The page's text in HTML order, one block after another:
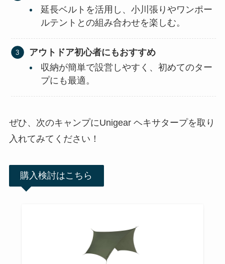
延長ベルトを活用し、小川張りやワンポー
ルテントとの組み合わせを楽しむ。
アウトドア初心者にもおすすめ
収納が簡単で設営しやすく、初めてのター
プにも最適。
ぜひ、次のキャンプにUnigear ヘキサタープを取り
入れてみてください！
購入検討はこちら